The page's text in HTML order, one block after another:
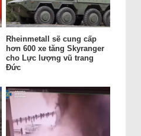
Rheinmetall sẽ cung cấp
hơn 600 xe tăng Skyranger
cho Lực lượng vũ trang
Đức